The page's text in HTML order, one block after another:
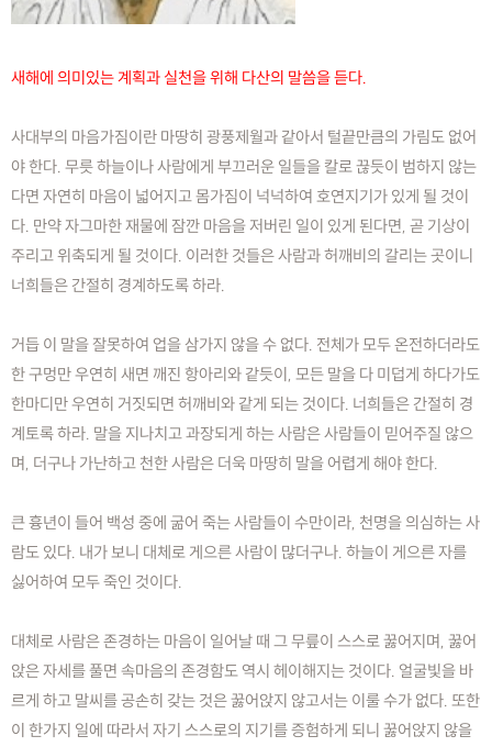
새해에 의미있는 계획과 실천을 위해 다산의 말씀을 듣다.
사대부의 마음가짐이란 마땅히 광풍제월과 같아서 털끝만큼의 가림도 없어
야 한다. 무릇 하늘이나 사람에게 부끄러운 일들을 칼로 끊듯이 범하지 않는
다면 자연히 마음이 넓어지고 몸가짐이 넉넉하여 호연지기가 있게 될 것이
다. 만약 자그마한 재물에 잠깐 마음을 저버린 일이 있게 된다면, 곧 기상이
주리고 위축되게 될 것이다. 이러한 것들은 사람과 허깨비의 갈리는 곳이니
너희들은 간절히 경계하도록 하라.
거듭 이 말을 잘못하여 업을 삼가지 않을 수 없다. 전체가 모두 온전하더라도
한 구멍만 우연히 새면 깨진 항아리와 같듯이, 모든 말을 다 미덥게 하다가도
한마디만 우연히 거짓되면 허깨비와 같게 되는 것이다. 너희들은 간절히 경
계토록 하라. 말을 지나치고 과장되게 하는 사람은 사람들이 믿어주질 않으
며, 더구나 가난하고 천한 사람은 더욱 마땅히 말을 어렵게 해야 한다.
큰 흉년이 들어 백성 중에 굶어 죽는 사람들이 수만이라, 천명을 의심하는 사
람도 있다. 내가 보니 대체로 게으른 사람이 많더구나. 하늘이 게으른 자를
싫어하여 모두 죽인 것이다.
대체로 사람은 존경하는 마음이 일어날 때 그 무릎이 스스로 꿇어지며, 꿇어
앉은 자세를 풀면 속마음의 존경함도 역시 헤이해지는 것이다. 얼굴빛을 바
르게 하고 말씨를 공손히 갖는 것은 꿇어앉지 않고서는 이룰 수가 없다. 또한
이 한가지 일에 따라서 자기 스스로의 지기를 증험하게 되니 꿇어앉지 않을